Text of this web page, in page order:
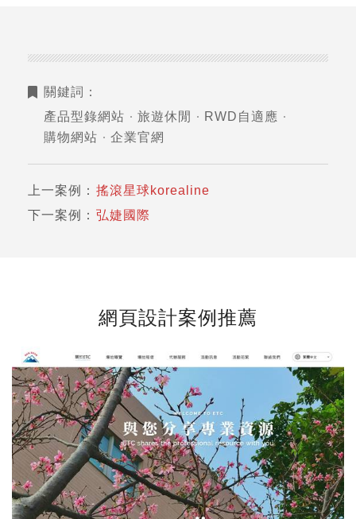
關鍵詞：
產品型錄網站
旅遊休閒
RWD自適應
購物網站
企業官網
上一案例： 搖滾星球korealine
下一案例： 弘婕國際
網頁設計案例推薦